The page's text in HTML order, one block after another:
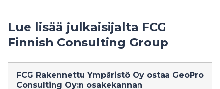
Lue lisää julkaisijalta FCG
Finnish Consulting Group
FCG Rakennettu Ympäristö Oy ostaa GeoPro
Consulting Oy:n osakekannan